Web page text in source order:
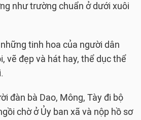
như trường chuẩn ở dưới xuôi
tinh hoa của người dân
vẽ đẹp và hát hay, thể dục thể
đàn bà Dao, Mông, Tày đi bộ
chờ ở Ủy ban xã và nộp hồ sơ